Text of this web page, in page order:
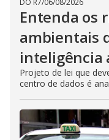
DO R7/06/08/2026
Entenda os
ambientais
inteligência
Projeto de lei que
centro de dados é